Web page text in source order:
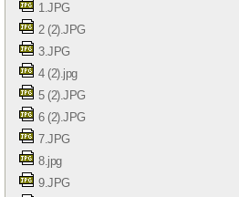
1.JPG
2 (2).JPG
3.JPG
4 (2).jpg
5 (2).JPG
6 (2).JPG
7.JPG
8.jpg
9.JPG